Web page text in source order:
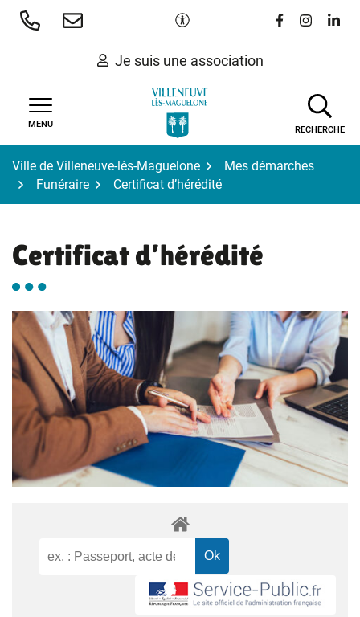
Aller
Paramètres d'accessibilité
Lien vers le
Lien vers
Lien
Je suis une association
MENU
RECHERCHE
Ville de Villeneuve-lès-Maguelone
Mes démarches
Funéraire
Certificat d’hérédité
Certificat d’hérédité